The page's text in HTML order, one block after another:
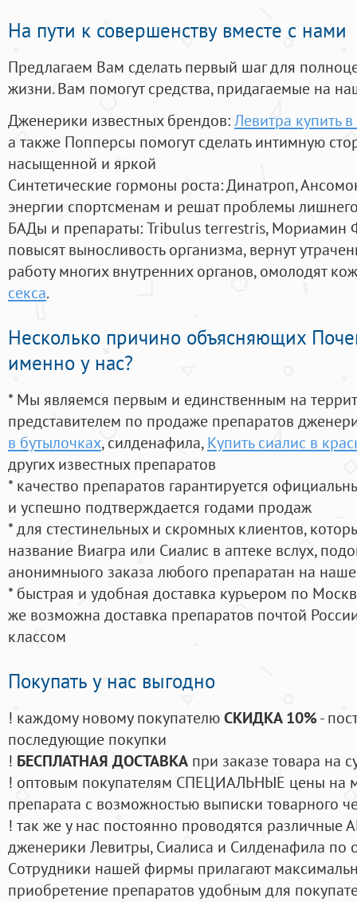
На пути к совершенству вместе с нами
Предлагаем Вам сделать первый шаг для
жизни. Вам помогут средства, придагаемые на
Дженерики известных брендов:Левитра купить
а также Попперсы помогут сделать интимную
насыщенной и яркой
Синтетические гормоны роста: Динатроп,
энергии спортсменам и решат проблемы
БАДы и препараты:Tribulus terrestris, Мориамин
повысят выносливость организма, вернут
работу многих внутренних органов, омолодят
секса.
Несколько причино объясняющих
именно у нас?
* Мы являемся первым и единственным на
представителем по продаже препаратов
в бутылочках, силденафила, Купить сиалис в
других известных препаратов
* качество препаратов гарантируется
и успешно подтверждается годами продаж
* для стестинельных и скромных клиентов,
название Виагра или Сиалис в аптеке вслух,
анонимныого заказа любого препаратан на
* быстрая и удобная доставка курьером по
же возможна доставка препаратов почтой
классом
Покупать у нас выгодно
! каждому новому покупателюСКИДКА 10%-
последующие покупки
! БЕСПЛАТНАЯ ДОСТАВКА при заказе товара на
! оптовым покупателям СПЕЦИАЛЬНЫЕ цены на
препарата с возможностью выписки товарного
! так же у нас постоянно проводятся
дженерики Левитры, Сиалиса и Силденафила по
Cотрудники нашей фирмы прилагают
приобретение препаратов удобным для